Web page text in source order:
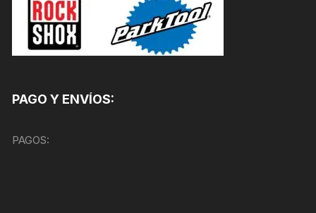
PAGO Y ENVÍOS:
PAGOS: